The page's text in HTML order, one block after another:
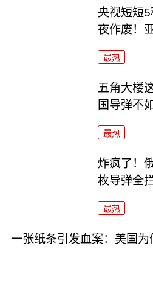
央视短短
夜作废！
最热
五角大楼
国导弹不
最热
炸疯了！
枚导弹全
最热
一张纸条引发血案：美国为